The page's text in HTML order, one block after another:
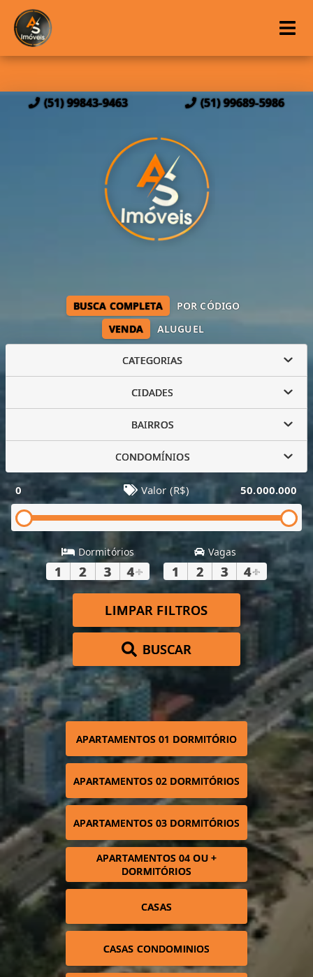
(51) 99843-9463 (51) 99689-5986
VENDA ALUGUEL
BUSCA COMPLETA POR CÓDIGO
CATEGORIAS
CIDADES
BAIRROS
CONDOMÍNIOS
0 Valor (R$) 50.000.000
Dormitórios
1 2 3 4+
Vagas
1 2 3 4+
LIMPAR FILTROS
BUSCAR
APARTAMENTOS 01 DORMITÓRIO
APARTAMENTOS 02 DORMITÓRIOS
APARTAMENTOS 03 DORMITÓRIOS
APARTAMENTOS 04 OU +
DORMITÓRIOS
CASAS
CASAS CONDOMINIOS